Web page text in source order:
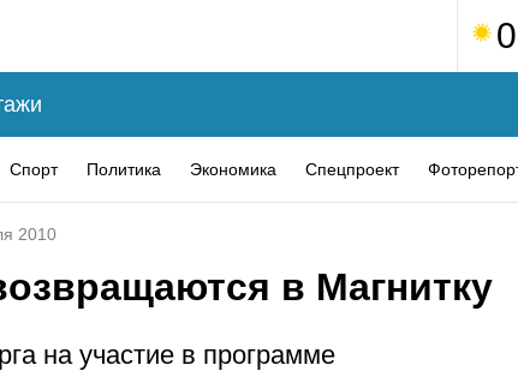
Спорт Политика Экономика Спецпроект
2010
в Магнитку
на участие в программе